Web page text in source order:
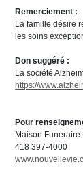
Remerciement :
La famille désire
les soins
Don suggéré :
La société
https://
Pour
Maison
418 397-4000